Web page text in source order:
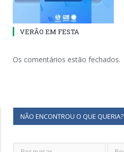
VERÃO EM FESTA
Os comentários estão fechados.
NÃO ENCONTROU O QUE QUERIA?